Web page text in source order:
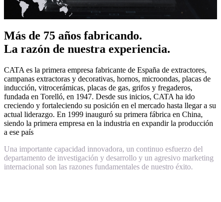
Más de 75 años fabricando.
La razón de nuestra experiencia.
CATA es la primera empresa fabricante de España de extractores,
campanas extractoras y decorativas, hornos, microondas, placas de
inducción, vitrocerámicas, placas de gas, grifos y fregaderos,
fundada en Torelló, en 1947. Desde sus inicios, CATA ha ido
creciendo y fortaleciendo su posición en el mercado hasta llegar a su
actual liderazgo. En 1999 inauguró su primera fábrica en China,
siendo la primera empresa en la industria en expandir la producción
a ese país
Una importante capacidad innovadora, un continuo esfuerzo del
departamento de investigación y desarrollo y un agresivo marketing
internacional son las razones fundamentales de nuestro éxito.